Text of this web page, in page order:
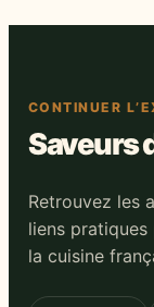
CONTINUER
Saveurs
Retrouvez les
liens
la cuisine